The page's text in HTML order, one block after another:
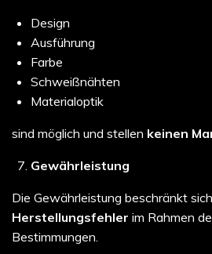
Design
Ausführung
Farbe
Schweißnähten
Materialoptik
sind möglich und stellen keinen
Gewährleistung
Die Gewährleistung beschränkt
Herstellungsfehler im Rahmen
Bestimmungen.